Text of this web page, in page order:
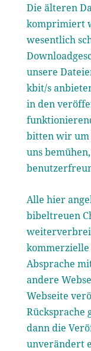
Die älteren
komprimiert
wesentlich
unsere
kbit/s
in den
bitten wir um
uns
Alle hier
bibeltreuen
Absprache
andere
Webseite
Rücksprache
dann die
unverändert